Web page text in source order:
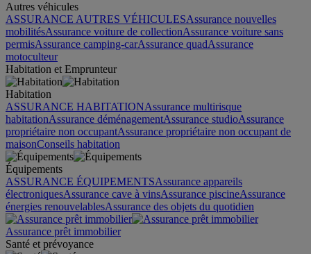
Autres véhicules
ASSURANCE AUTRES VÉHICULESAssurance nouvelles
mobilitésAssurance voiture de collectionAssurance voiture sans
permisAssurance camping-carAssurance quadAssurance
motoculteur
Habitation et Emprunteur
Habitation
ASSURANCE HABITATIONAssurance multirisque
habitationAssurance déménagementAssurance studioAssurance
propriétaire non occupantAssurance propriétaire non occupant de
maisonConseils habitation
Équipements
ASSURANCE ÉQUIPEMENTSAssurance appareils
électroniquesAssurance cave à vinsAssurance piscineAssurance
énergies renouvelablesAssurance des objets du quotidien
Assurance prêt immobilier
Santé et prévoyance